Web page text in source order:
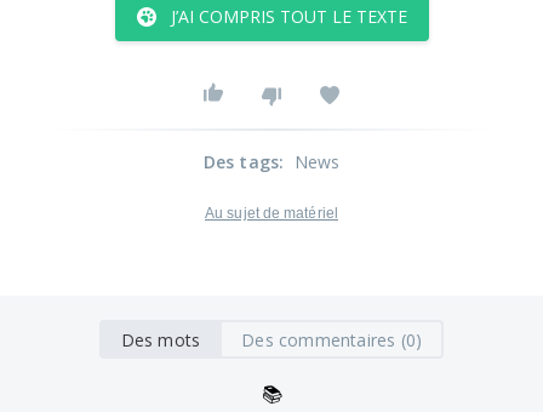
J’AI COMPRIS TOUT LE TEXTE
Des tags: News
Au sujet de matériel
Des mots Des commentaires (0)
📚